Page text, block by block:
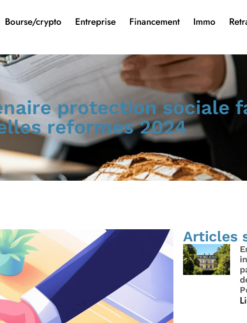
Bourse/crypto Entreprise Financement Immo
protection sociale
reformes 2024
Articles